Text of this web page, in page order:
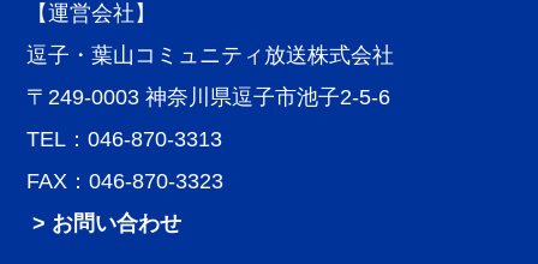
【運営会社】
逗子・葉山コミュニティ放送株式会社
〒249-0003 神奈川県逗子市池子2-5-6
TEL：046-870-3313
FAX：046-870-3323
> お問い合わせ